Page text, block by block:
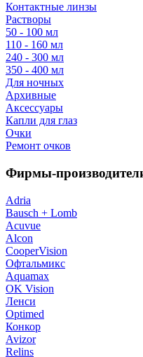
Контактные линзы
Растворы
50 - 100 мл
110 - 160 мл
240 - 300 мл
350 - 400 мл
Для ночных
Архивные
Аксессуары
Капли для глаз
Очки
Ремонт очков
Фирмы-
Adria
Bausch + Lomb
Acuvue
Alcon
CooperVision
Офтальмикс
Aquamax
OK Vision
Ленси
Optimed
Конкор
Avizor
Relins